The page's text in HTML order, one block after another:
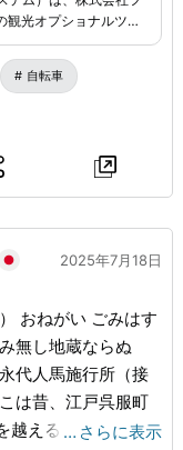
観光オプショナルツア
自転車
2025年7月18日
代人馬施行所（接
越える旅の難儀を減
… さらに表示